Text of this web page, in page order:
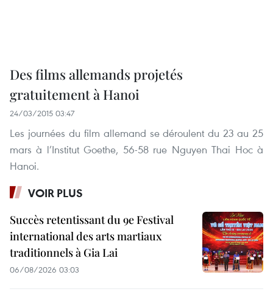
Des films allemands projetés
gratuitement à Hanoi
24/03/2015 03:47
Les journées du film allemand se déroulent du 23 au 25
mars à l’Institut Goethe, 56-58 rue Nguyen Thai Hoc à
Hanoi.
VOIR PLUS
Succès retentissant du 9e Festival
international des arts martiaux
traditionnels à Gia Lai
06/08/2026 03:03